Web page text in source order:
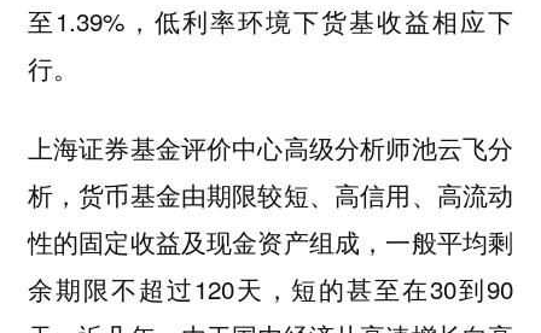
至1.39%，低利率环境下货基收益相应下
行。
上海证券基金评价中心高级分析师池云飞分
析，货币基金由期限较短、高信用、高流动
性的固定收益及现金资产组成，一般平均剩
余期限不超过120天，短的甚至在30到90